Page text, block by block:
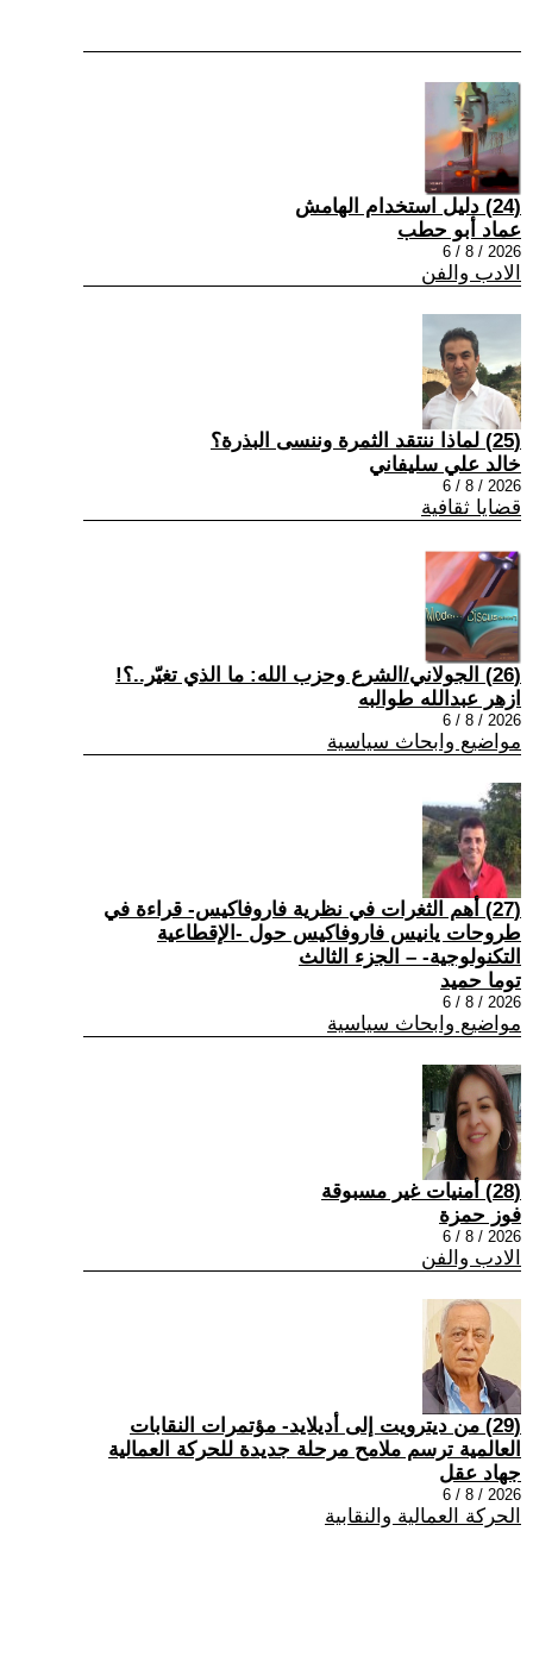
(24) دليل استخدام الهامش
عماد أبو حطب
2026 / 8 / 6
الادب والفن
(25) لماذا ننتقد الثمرة وننسى البذرة؟
خالد علي سليفاني
2026 / 8 / 6
قضايا ثقافية
(26) الجولاني/الشرع وحزب الله: ما الذي تغيّر..؟!
ازهر عبدالله طوالبه
2026 / 8 / 6
مواضيع وابحاث سياسية
(27) أهم الثغرات في نظرية فاروفاكيس- قراءة في
طروحات يانيس فاروفاكيس حول -الإقطاعية
التكنولوجية- – الجزء الثالث
توما حميد
2026 / 8 / 6
مواضيع وابحاث سياسية
(28) أمنيات غير مسبوقة
فوز حمزة
2026 / 8 / 6
الادب والفن
(29) من ديترويت إلى أديلايد- مؤتمرات النقابات
العالمية ترسم ملامح مرحلة جديدة للحركة العمالية
جهاد عقل
2026 / 8 / 6
الحركة العمالية والنقابية